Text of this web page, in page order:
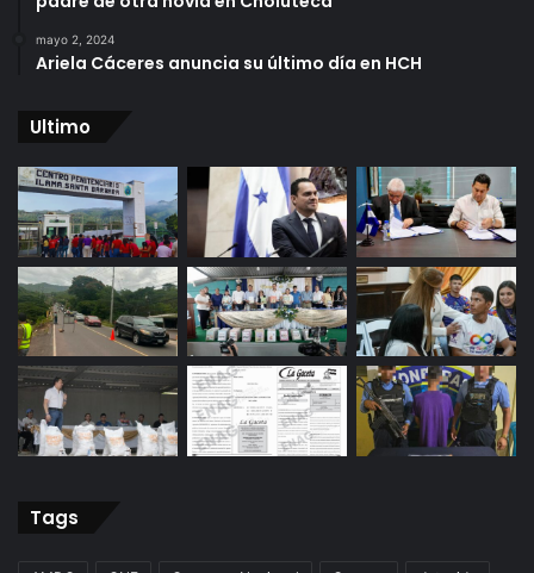
mayo 2, 2024
Ariela Cáceres anuncia su último día en HCH
Ultimo
Tags